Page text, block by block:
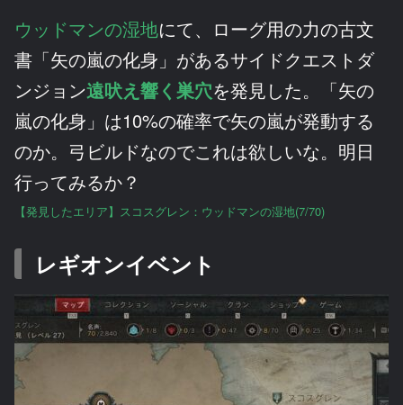
ウッドマンの湿地にて、ローグ用の力の古文
書「矢の嵐の化身」があるサイドクエストダ
ンジョン遠吠え響く巣穴を発見した。「矢の
嵐の化身」は10%の確率で矢の嵐が発動する
のか。弓ビルドなのでこれは欲しいな。明日
行ってみるか？
【発見したエリア】スコスグレン：ウッドマンの湿地(7/70)
レギオンイベント